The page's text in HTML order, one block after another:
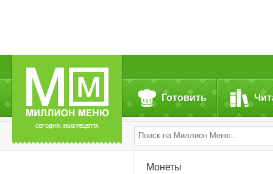
СЕГОДНЯ: 39142 РЕЦЕПТА
Готовить
Монеты